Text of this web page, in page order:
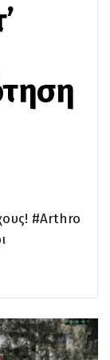
#Arthro